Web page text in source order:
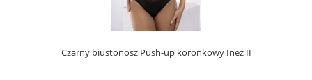
Czarny biustonosz Push-up koronkowy Inez II